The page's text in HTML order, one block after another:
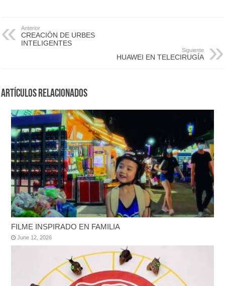
Anterior
CREACIÓN DE URBES
INTELIGENTES
Siguiente
HUAWEI EN TELECIRUGÍA
Artículos Relacionados
FILME INSPIRADO EN FAMILIA
June 12, 2026